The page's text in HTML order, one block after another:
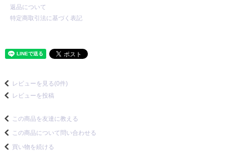
返品について
特定商取引法に基づく表記
レビューを見る(0件)
レビューを投稿
この商品を友達に教える
この商品について問い合わせる
買い物を続ける